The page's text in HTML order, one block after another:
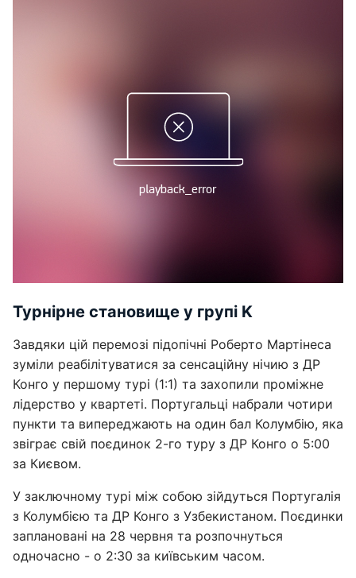
Турнірне становище у групі K
Завдяки цій перемозі підопічні Роберто Мартінеса
зуміли реабілітуватися за сенсаційну нічию з ДР
Конго у першому турі (1:1) та захопили проміжне
лідерство у квартеті. Португальці набрали чотири
пункти та випереджають на один бал Колумбію, яка
звіграє свій поєдинок 2-го туру з ДР Конго о 5:00
за Києвом.
У заключному турі між собою зійдуться Португалія
з Колумбією та ДР Конго з Узбекистаном. Поєдинки
заплановані на 28 червня та розпочнуться
одночасно - о 2:30 за київським часом.